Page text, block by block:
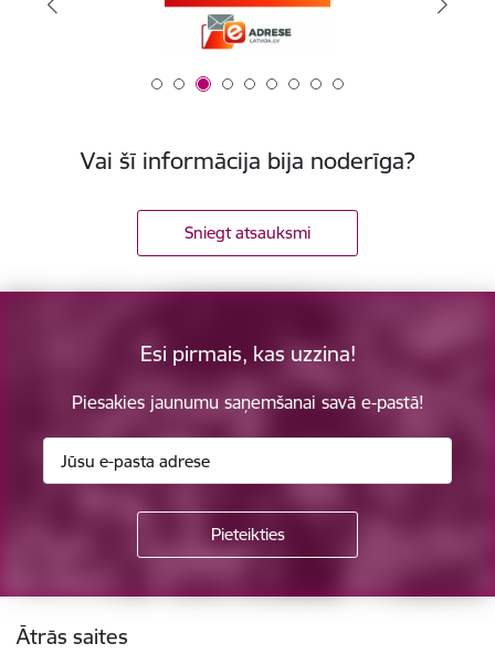
Vai šī informācija bija noderīga?
Sniegt atsauksmi
Esi pirmais, kas uzzina!
Piesakies jaunumu saņemšanai savā e-pastā!
Ātrās saites